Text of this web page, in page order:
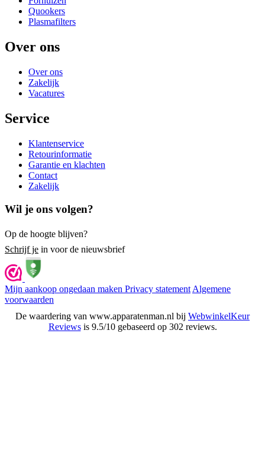
Quookers
Plasmafilters
Over ons
Over ons
Zakelijk
Vacatures
Service
Klantenservice
Retourinformatie
Garantie en klachten
Contact
Zakelijk
Wil je ons volgen?
Op de hoogte blijven?
Schrijf je in voor de nieuwsbrief
Mijn aankoop ongedaan maken Privacy statement Algemene
voorwaarden
De waardering van www.apparatenman.nl bij WebwinkelKeur
Reviewsis 9.5/10 gebaseerd op 302 reviews.